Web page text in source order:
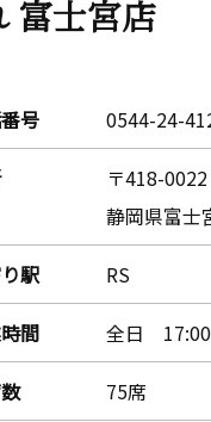
富士宮店
号 0544-24-
〒418-0022
静岡県富士
駅 RS
間 全日
75席